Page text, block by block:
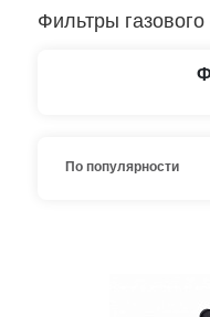
Фильтры
По популярности